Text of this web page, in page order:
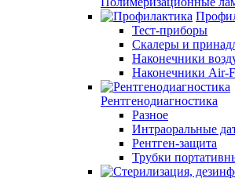
Тест-приборы
Скалеры и
Наконечники
Наконечники Air-
Рентгенодиагностика
Разное
Интраоральные
Рентген-защита
Трубки